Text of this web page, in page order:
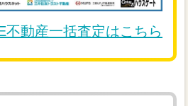
動産一括査定はこちら